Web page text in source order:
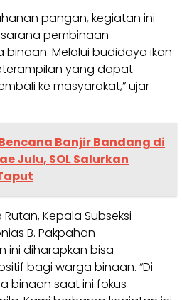
pangan, kegiatan ini
pembinaan
Melalui budidaya ikan
yang dapat
ke masyarakat,” ujar
Banjir Bandang di
Julu, SOL Salurkan
Kepala Subseksi
B. Pakpahan
ini diharapkan bisa
bagi warga binaan. “Di
binaan saat ini fokus